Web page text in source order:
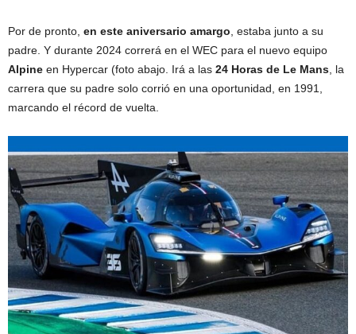
Por de pronto, en este aniversario amargo , estaba junto a su
padre. Y durante 2024 correrá en el WEC para el nuevo equipo
Alpine en Hypercar (foto abajo. Irá a las 24 Horas de Le Mans , la
carrera que su padre solo corrió en una oportunidad, en 1991,
marcando el récord de vuelta.